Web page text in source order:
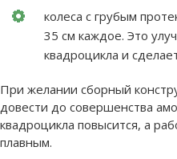
колеса с грубым
35 см каждое. Это
квадроцикла и
При желании сборный
довести до совершенства
квадроцикла повысится, а
плавным.